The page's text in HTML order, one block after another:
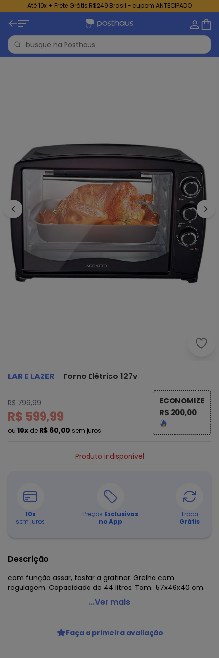
Até 10x + Frete Grátis R$249 Brasil - cupom ANTECIPADO
Lar
LAR E LAZER - Forno Elétrico 127v
R$ 799,99
R$ 599,99
ou 10x de R$ 60,00 sem juros
ECONOMIZE
R$ 200,00
Produto indisponível
10x
sem juros
Preços Exclusivos
no App
Troca
Grátis
Descrição
com função assar, tostar a gratinar. Grelha com
regulagem. Capacidade de 44 litros. Tam.: 57x46x40 cm.
Lar e Lazer - Forno Elétrico 127v
...Ver mais
Faça a primeira avaliação